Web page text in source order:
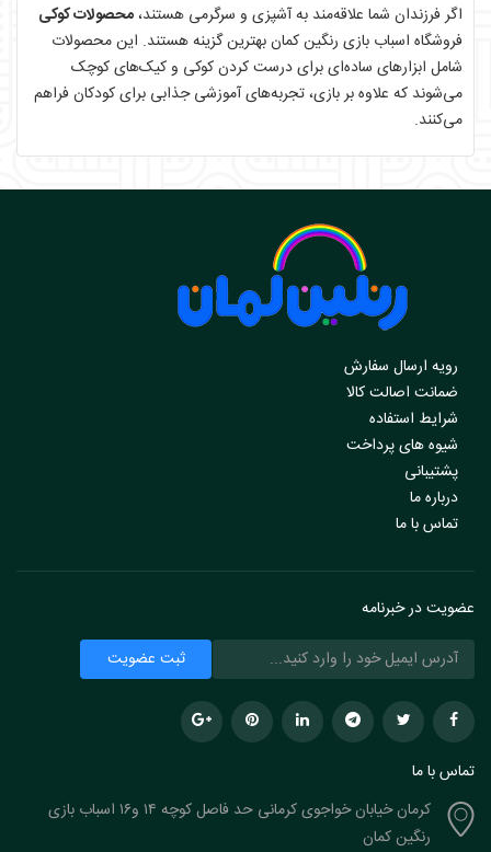
اگر فرزندان شما علاقه‌مند به آشپزی و سرگرمی هستند،محصولات کوکی
فروشگاه اسباب بازی رنگین کمان بهترین گزینه هستند. این محصولات
شامل ابزارهای ساده‌ای برای درست کردن کوکی و کیک‌های کوچک
می‌شوند که علاوه بر بازی، تجربه‌های آموزشی جذابی برای کودکان فراهم
می‌کنند.
رویه ارسال سفارش
ضمانت اصالت کالا
شرایط استفاده
شیوه های پرداخت
پشتیبانی
درباره ما
تماس با ما
عضویت در خبرنامه
تماس با ما
کرمان خیابان خواجوی کرمانی حد فاصل کوچه ۱۴ و۱۶ اسباب بازی
رنگین کمان